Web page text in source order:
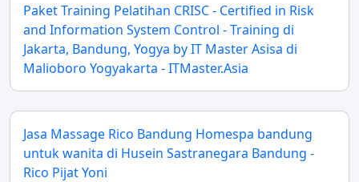
Paket Training Pelatihan CRISC - Certified in Risk
and Information System Control - Training di
Jakarta, Bandung, Yogya by IT Master Asisa di
Malioboro Yogyakarta - ITMaster.Asia
Jasa Massage Rico Bandung Homespa bandung
untuk wanita di Husein Sastranegara Bandung -
Rico Pijat Yoni